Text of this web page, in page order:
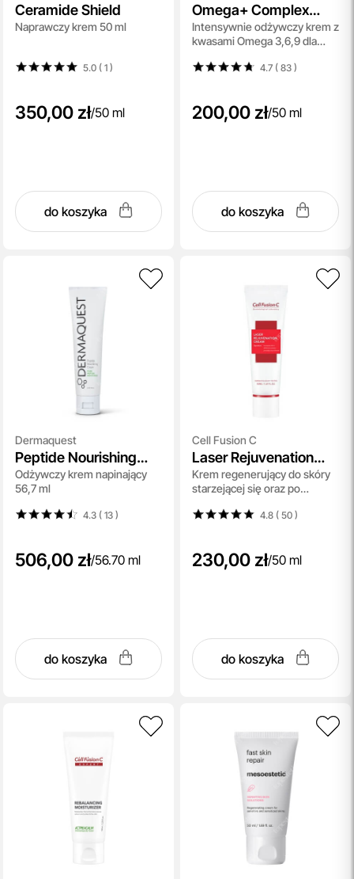
Ceramide Shield
Naprawczy krem 50 ml
5.0 ( 1)
350,00 zł/50 ml
do koszyka
Omega+ Complex
Moisturizer
Intensywnie odżywczy krem z
kwasami Omega 3,6,9 dla
4.7 ( 83)
200,00 zł/50 ml
do koszyka
Dermaquest
Peptide Nourishing
Cream
Odżywczy krem napinający
56,7 ml
4.3 ( 13)
506,00 zł/56.70 ml
do koszyka
Cell Fusion C
Laser Rejuvenation
Cream
Krem regenerujący do skóry
starzejącej się oraz po
ml
4.8 ( 50)
230,00 zł/50 ml
do koszyka